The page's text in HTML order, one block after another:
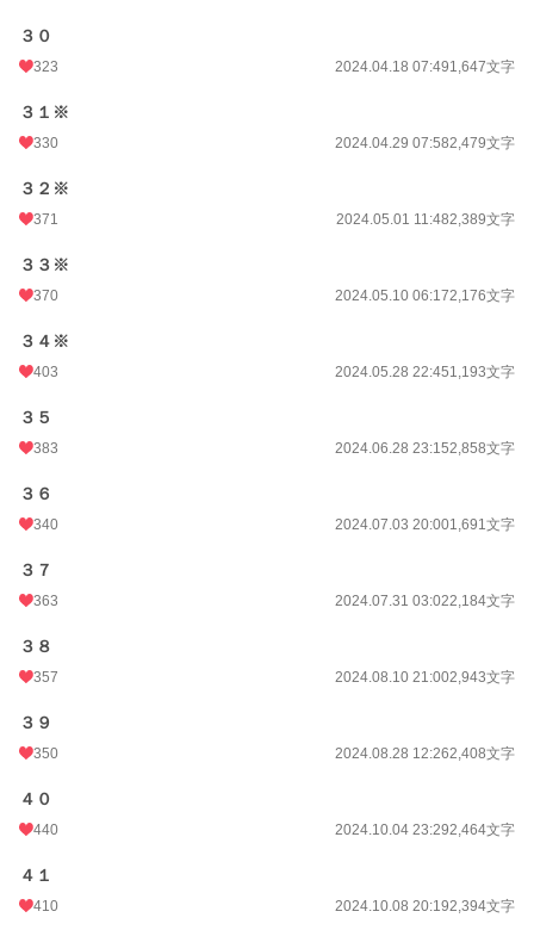
３０
323 2024.04.18 07:491,647文字
３１※
330 2024.04.29 07:582,479文字
３２※
371 2024.05.01 11:482,389文字
３３※
370 2024.05.10 06:172,176文字
３４※
403 2024.05.28 22:451,193文字
３５
383 2024.06.28 23:152,858文字
３６
340 2024.07.03 20:001,691文字
３７
363 2024.07.31 03:022,184文字
３８
357 2024.08.10 21:002,943文字
３９
350 2024.08.28 12:262,408文字
４０
440 2024.10.04 23:292,464文字
４１
410 2024.10.08 20:192,394文字